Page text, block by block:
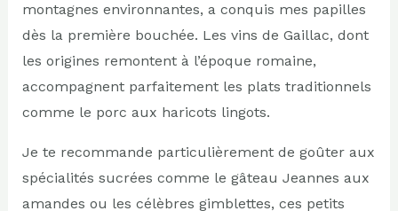
montagnes environnantes, a conquis mes papilles
dès la première bouchée. Les vins de Gaillac, dont
les origines remontent à l’époque romaine,
accompagnent parfaitement les plats traditionnels
comme le porc aux haricots lingots.
Je te recommande particulièrement de goûter aux
spécialités sucrées comme le gâteau Jeannes aux
amandes ou les célèbres gimblettes, ces petits